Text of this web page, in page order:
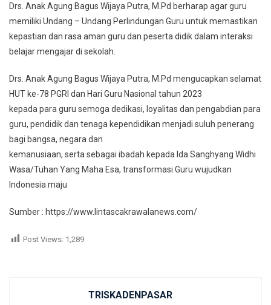
Drs. Anak Agung Bagus Wijaya Putra, M.Pd berharap agar guru
memiliki Undang – Undang Perlindungan Guru untuk memastikan
kepastian dan rasa aman guru dan peserta didik dalam interaksi
belajar mengajar di sekolah.
Drs. Anak Agung Bagus Wijaya Putra, M.Pd mengucapkan selamat
HUT ke-78 PGRI dan Hari Guru Nasional tahun 2023
kepada para guru semoga dedikasi, loyalitas dan pengabdian para
guru, pendidik dan tenaga kependidikan menjadi suluh penerang
bagi bangsa, negara dan
kemanusiaan, serta sebagai ibadah kepada Ida Sanghyang Widhi
Wasa/Tuhan Yang Maha Esa, transformasi Guru wujudkan
Indonesia maju
Sumber : https://www.lintascakrawalanews.com/
Post Views: 1,289
TRISKADENPASAR